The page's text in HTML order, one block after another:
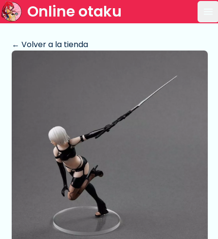
Online otaku
← Volver a la tienda